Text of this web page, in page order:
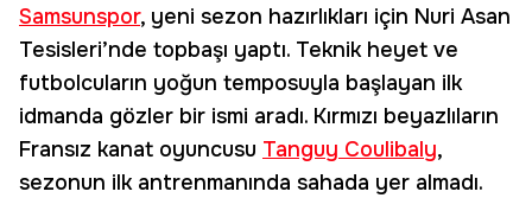
Samsunspor, yeni sezon hazırlıkları için Nuri Asan
Tesisleri’nde topbaşı yaptı. Teknik heyet ve
futbolcuların yoğun temposuyla başlayan ilk
idmanda gözler bir ismi aradı. Kırmızı beyazlıların
Fransız kanat oyuncusu Tanguy Coulibaly,
sezonun ilk antrenmanında sahada yer almadı.